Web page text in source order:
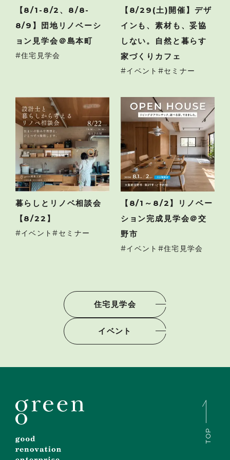
【8/1-8/2、8/8-
8/9】団地リノベーシ
ョン見学会＠島本町
住宅見学会
【8/29(土)開催】デザ
インも、素材も、妥協
しない。自然と暮らす
家づくりカフェ
イベント セミナー
暮らしとリノベ相談会
【8/22】
イベント セミナー
【8/1～8/2】リノベー
ション完成見学会＠交
野市
イベント 住宅見学会
住宅見学会
イベント
TOP